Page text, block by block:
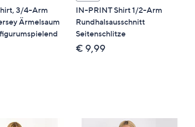
3/4-Arm
Ärmelsaum
IN-PRINT Shirt 1/2-Arm
Rundhalsausschnitt
Seitenschlitze
€ 9,99